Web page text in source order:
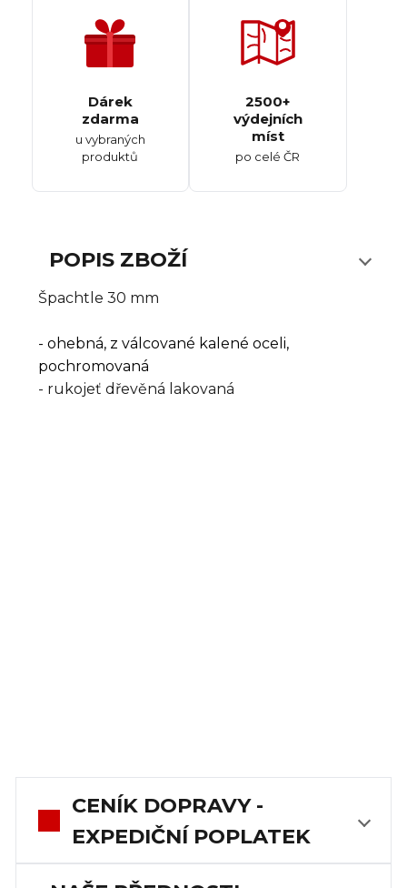
Dárek
zdarma
u vybraných
produktů
2500+
výdejních
míst
po celé ČR
POPIS ZBOŽÍ
Špachtle 30 mm
- ohebná, z válcované kalené oceli,
pochromovaná
- rukojeť dřevěná lakovaná
CENÍK DOPRAVY -
EXPEDIČNÍ POPLATEK